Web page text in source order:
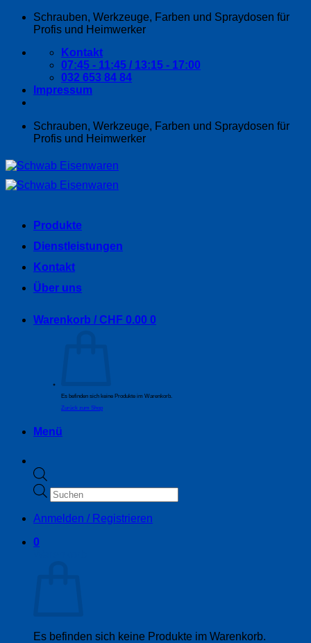
Zum
Schrauben, Werkzeuge, Farben und Spraydosen für
Profis und Heimwerker
Kontakt
07:45 - 11:45 / 13:15 - 17:00
032 653 84 84
Impressum
Schrauben, Werkzeuge, Farben und Spraydosen für
Profis und Heimwerker
Products
search
Anmelden / Registrieren
0
Es befinden sich keine Produkte im Warenkorb.
Produkte
Dienstleistungen
Kontakt
Über uns
Warenkorb / CHF 0.00 0
Es befinden sich keine Produkte im Warenkorb.
Zurück zum Shop
Menü